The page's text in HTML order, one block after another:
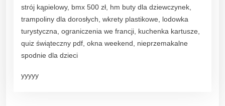
strój kąpielowy, bmx 500 zł, hm buty dla dziewczynek,
trampoliny dla dorosłych, wkrety plastikowe, lodowka
turystyczna, ograniczenia we francji, kuchenka kartusze,
quiz świąteczny pdf, okna weekend, nieprzemakalne
spodnie dla dzieci
yyyyy